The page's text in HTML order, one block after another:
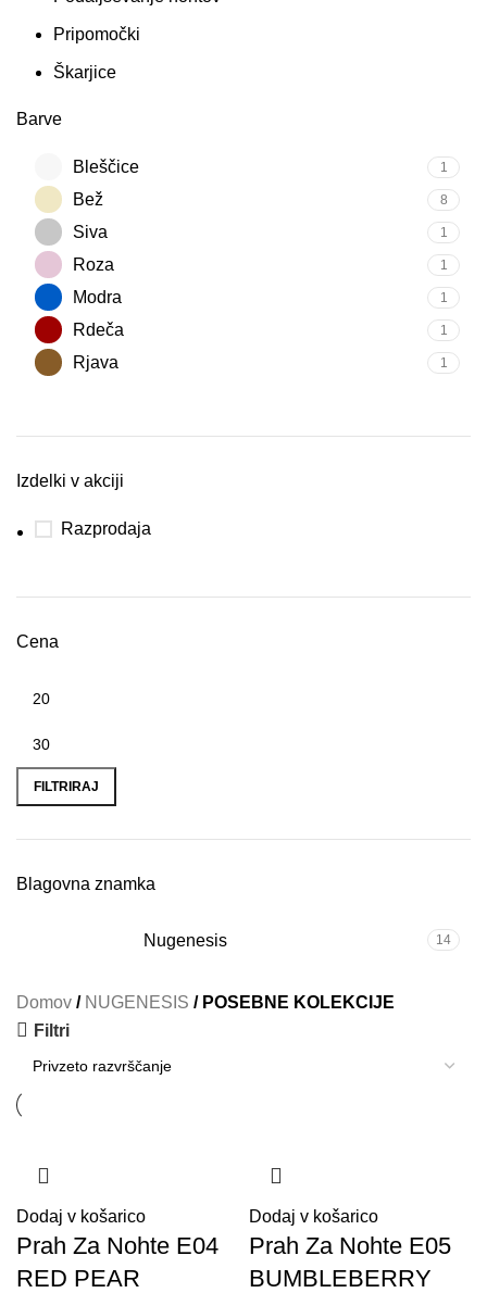
Pripomočki
Škarjice
Barve
Bleščice 1
Bež 8
Siva 1
Roza 1
Modra 1
Rdeča 1
Rjava 1
Izdelki v akciji
Razprodaja
Cena
FILTRIRAJ
Blagovna znamka
Nugenesis 14
Domov / NUGENESIS / POSEBNE KOLEKCIJE
Filtri
Dodaj v košarico
Prah Za Nohte E04
RED PEAR
Dodaj v košarico
Prah Za Nohte E05
BUMBLEBERRY